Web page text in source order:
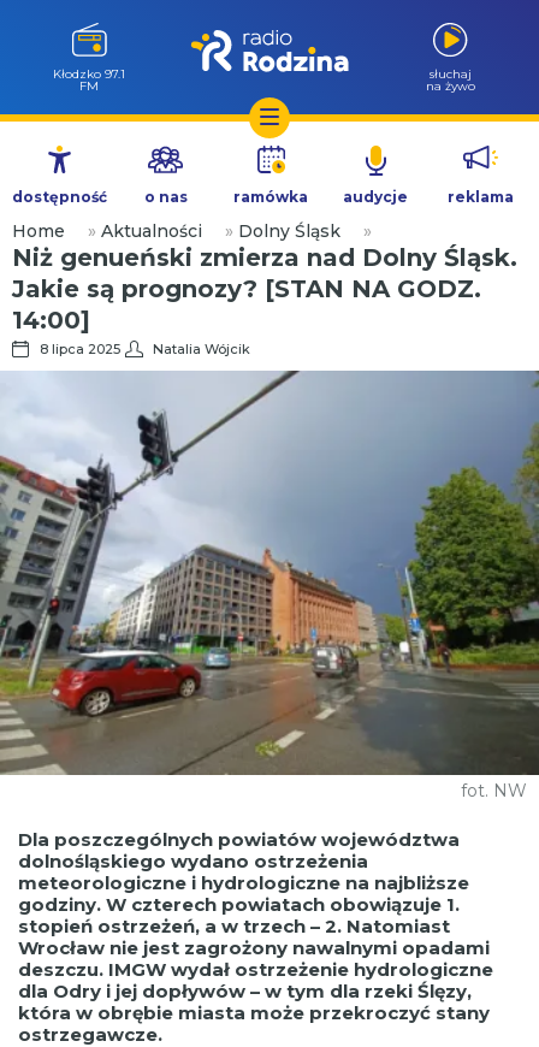
Przejdź
treści
Kłodzko 97.1
FM
słuchaj
na żywo
dostępność o nas ramówka audycje reklama
Home » Aktualności » Dolny Śląsk »
Niż genueński zmierza nad Dolny Śląsk.
Jakie są prognozy? [STAN NA GODZ.
14:00]
8 lipca 2025 Natalia Wójcik
fot. NW
Dla poszczególnych powiatów województwa
dolnośląskiego wydano ostrzeżenia
meteorologiczne i hydrologiczne na najbliższe
godziny. W czterech powiatach obowiązuje 1.
stopień ostrzeżeń, a w trzech – 2. Natomiast
Wrocław nie jest zagrożony nawalnymi opadami
deszczu. IMGW wydał ostrzeżenie hydrologiczne
dla Odry i jej dopływów – w tym dla rzeki Ślęzy,
która w obrębie miasta może przekroczyć stany
ostrzegawcze.